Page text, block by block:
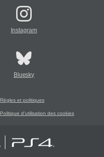
Instagram
Bluesky
Règles et politiques
Politique d'utilisation des cookies